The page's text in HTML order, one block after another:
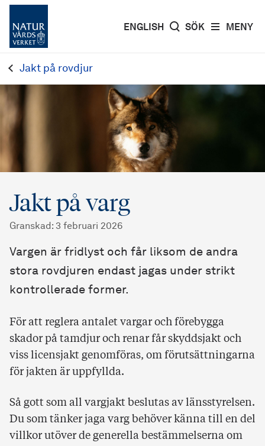
MENY
ENGLISH SÖK
Jakt på rovdjur
Jakt på varg
Granskad : 3 februari 2026
Vargen är fridlyst och får liksom de andra
stora rovdjuren endast jagas under strikt
kontrollerade former.
För att reglera antalet vargar och förebygga
skador på tamdjur och renar får skyddsjakt och
viss licensjakt genomföras, om förutsättningarna
för jakten är uppfyllda.
Så gott som all vargjakt beslutas av länsstyrelsen.
Du som tänker jaga varg behöver känna till en del
villkor utöver de generella bestämmelserna om